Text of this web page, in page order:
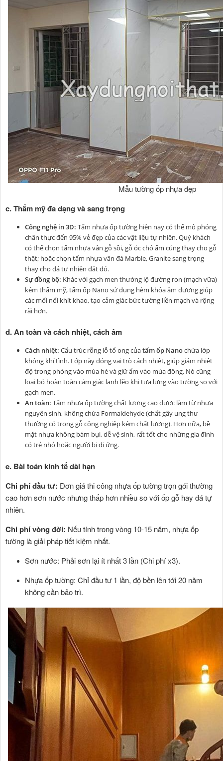
Mẫu tường ốp nhựa đẹp
c. Thẩm mỹ đa dạng và sang trọng
Công nghệ in 3D: Tấm nhựa ốp tường hiện nay có thể mô phỏng
chân thực đến 95% vẻ đẹp của các vật liệu tự nhiên. Quý khách
có thể chọn tấm nhựa vân gỗ sồi, gỗ óc chó ấm cúng thay cho gỗ
thật; hoặc chọn tấm nhựa vân đá Marble, Granite sang trọng
thay cho đá tự nhiên đắt đỏ.
Sự đồng bộ: Khác với gạch men thường lộ đường ron (mạch vữa)
kém thẩm mỹ, tấm ốp Nano sử dụng hèm khóa âm dương giúp
các mối nối khít khao, tạo cảm giác bức tường liền mạch và rộng
rãi hơn.
d. An toàn và cách nhiệt, cách âm
Cách nhiệt: Cấu trúc rỗng lỗ tổ ong củatấm ốp Nanochứa lớp
không khí tĩnh. Lớp này đóng vai trò cách nhiệt, giúp giảm nhiệt
độ trong phòng vào mùa hè và giữ ấm vào mùa đông. Nó cũng
loại bỏ hoàn toàn cảm giác lạnh lẽo khi tựa lưng vào tường so với
gạch men.
An toàn: Tấm nhựa ốp tường chất lượng cao được làm từ nhựa
nguyên sinh, không chứa Formaldehyde (chất gây ung thư
thường có trong gỗ công nghiệp kém chất lượng). Hơn nữa, bề
mặt nhựa không bám bụi, dễ vệ sinh, rất tốt cho những gia đình
có trẻ nhỏ hoặc người bị dị ứng.
e. Bài toán kinh tế dài hạn
Chi phí đầu tư: Đơn giá thi công nhựa ốp tường trọn gói thường
cao hơn sơn nước nhưng thấp hơn nhiều so với ốp gỗ hay đá tự
nhiên.
Chi phí vòng đời: Nếu tính trong vòng 10-15 năm, nhựa ốp
tường là giải pháp tiết kiệm nhất.
Sơn nước: Phải sơn lại ít nhất 3 lần (Chi phí x3).
Nhựa ốp tường: Chỉ đầu tư 1 lần, độ bền lên tới 20 năm
không cần bảo trì.